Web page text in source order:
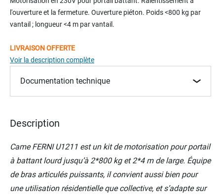
the
of
images
gallery
l'ouverture et la fermeture. Ouverture piéton. Poids <800 kg par
vantail ; longueur <4 m par vantail.
LIVRAISON OFFERTE
Voir la description complète
Documentation technique
Description
Came FERNI U1211 est un kit de motorisation pour portail
à battant lourd jusqu’à 2*800 kg et 2*4 m de large. Équipe
de bras articulés puissants, il convient aussi bien pour
une utilisation résidentielle que collective, et s’adapte sur